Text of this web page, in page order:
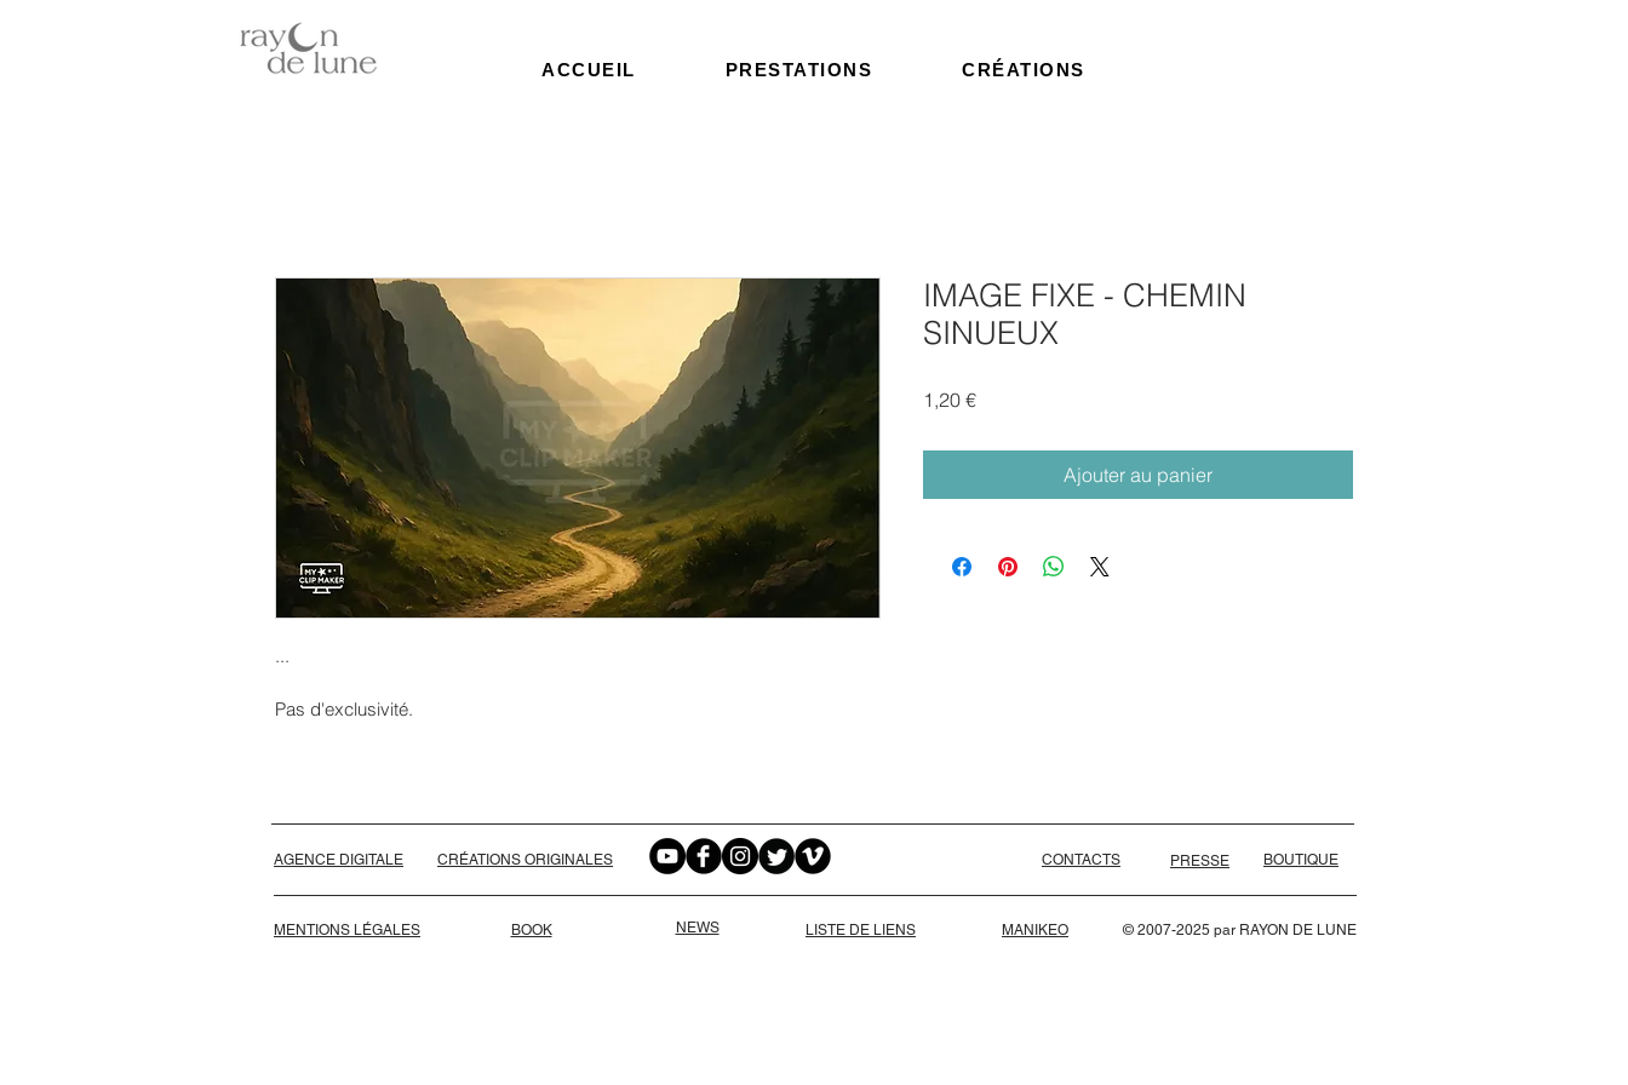
ACCUEIL PRESTATIONS CRÉATIONS
...
Pas d'exclusivité.
IMAGE FIXE - CHEMIN
SINUEUX
1,20 €Prix
Ajouter au panier
AGENCE DIGITALE CRÉATIONS ORIGINALES CONTACTS PRESSE BOUTIQUE
MENTIONS LÉGALES BOOK NEWS LISTE DE LIENS MANIKEO © 2007-2025 par RAYON DE LUNE